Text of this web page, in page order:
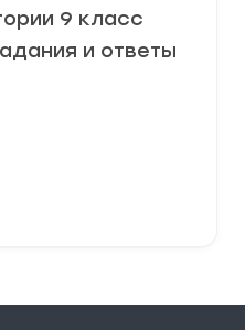
9 класс
и ответы